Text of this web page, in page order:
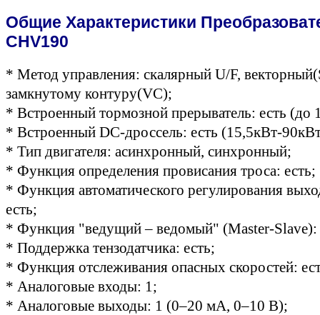
Общие Характеристики
CHV190
* Метод управления: скалярный U/F,
замкнутому контуру(VC);
* Встроенный тормозной прерыватель: есть (до
* Встроенный DC-дроссель: есть (15,5кВт-
* Тип двигателя: асинхронный, синхронный;
* Функция определения провисания троса: есть;
* Функция автоматического регулирования
есть;
* Функция "ведущий – ведомый" (Master-Slave):
* Поддержка тензодатчика: есть;
* Функция отслеживания опасных скоростей:
* Аналоговые входы: 1;
* Аналоговые выходы: 1 (0–20 мА, 0–10 В);